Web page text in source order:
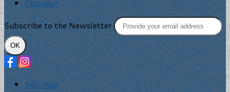
Calendar
Subscribe to the Newsletter
OK
Site map